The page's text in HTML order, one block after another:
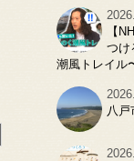
【
つけ
潮風トレイル
八